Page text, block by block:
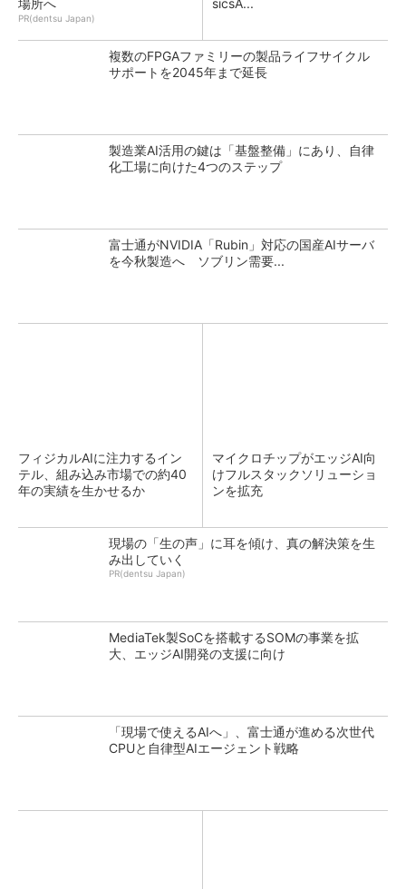
場所へ
PR(dentsu Japan)
sicsA...
複数のFPGAファミリーの製品ライフサイクル
サポートを2045年まで延長
製造業AI活用の鍵は「基盤整備」にあり、自律
化工場に向けた4つのステップ
富士通がNVIDIA「Rubin」対応の国産AIサーバ
を今秋製造へ ソブリン需要...
フィジカルAIに注力するイン
テル、組み込み市場での約40
年の実績を生かせるか
マイクロチップがエッジAI向
けフルスタックソリューショ
ンを拡充
現場の「生の声」に耳を傾け、真の解決策を生
み出していく
PR(dentsu Japan)
MediaTek製SoCを搭載するSOMの事業を拡
大、エッジAI開発の支援に向け
「現場で使えるAIへ」、富士通が進める次世代
CPUと自律型AIエージェント戦略